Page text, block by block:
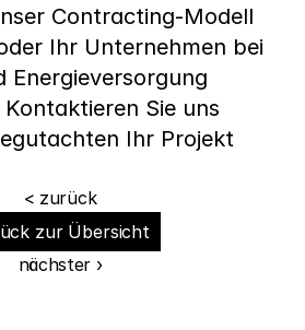
Contracting-Modell
Ihr Unternehmen bei
Energieversorgung
Sie uns
Ihr Projekt
< zurück
zur Übersicht
nächster ›